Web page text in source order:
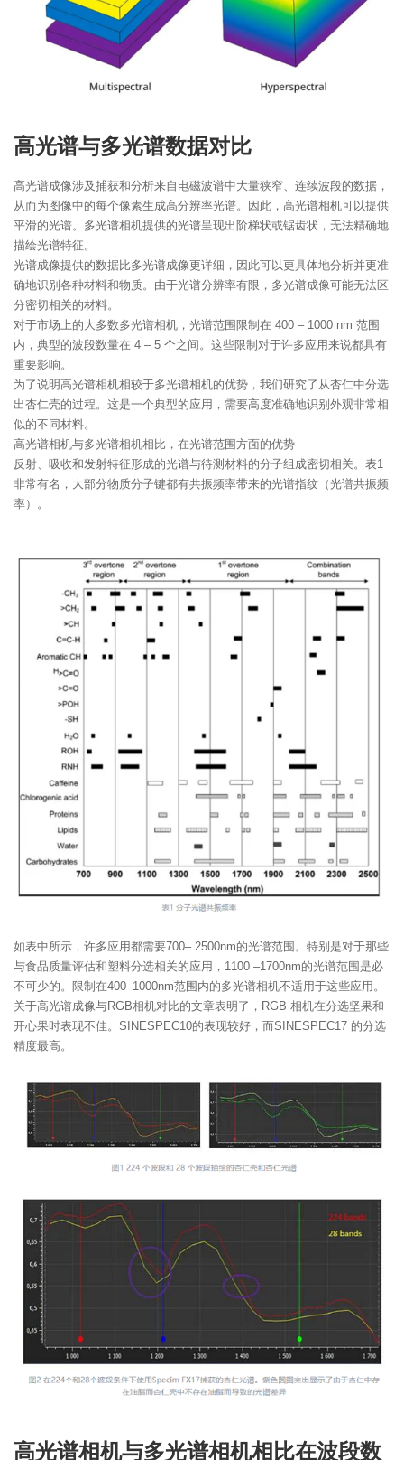
高光谱与多光谱数据对比
高光谱成像涉及捕获和分析来自电磁波谱中大量狭窄、连续波段的数据，
从而为图像中的每个像素生成高分辨率光谱。因此，高光谱相机可以提供
平滑的光谱。多光谱相机提供的光谱呈现出阶梯状或锯齿状，无法精确地
描绘光谱特征。
光谱成像提供的数据比多光谱成像更详细，因此可以更具体地分析并更准
确地识别各种材料和物质。由于光谱分辨率有限，多光谱成像可能无法区
分密切相关的材料。
对于市场上的大多数多光谱相机，光谱范围限制在 400 – 1000 nm 范围
内，典型的波段数量在 4 – 5 个之间。这些限制对于许多应用来说都具有
重要影响。
为了说明高光谱相机相较于多光谱相机的优势，我们研究了从杏仁中分选
出杏仁壳的过程。这是一个典型的应用，需要高度准确地识别外观非常相
似的不同材料。
高光谱相机与多光谱相机相比，在光谱范围方面的优势
反射、吸收和发射特征形成的光谱与待测材料的分子组成密切相关。表1
非常有名，大部分物质分子键都有共振频率带来的光谱指纹（光谱共振频
率）。
如表中所示，许多应用都需要700– 2500nm的光谱范围。特别是对于那些
与食品质量评估和塑料分选相关的应用，1100 –1700nm的光谱范围是必
不可少的。限制在400–1000nm范围内的多光谱相机不适用于这些应用。
关于高光谱成像与RGB相机对比的文章表明了，RGB 相机在分选坚果和
开心果时表现不佳。SINESPEC10的表现较好，而SINESPEC17 的分选
精度最高。
高光谱相机与多光谱相机相比在波段数